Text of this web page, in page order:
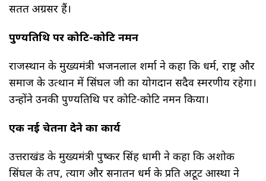
सतत अग्रसर हैं।
पुण्यतिथि पर कोटि-कोटि नमन
राजस्थान के मुख्यमंत्री भजनलाल शर्मा ने कहा कि धर्म, राष्ट्र और
समाज के उत्थान में सिंघल जी का योगदान सदैव स्मरणीय रहेगा।
उन्होंने उनकी पुण्यतिथि पर कोटि-कोटि नमन किया।
एक नई चेतना देने का कार्य
उत्तराखंड के मुख्यमंत्री पुष्कर सिंह धामी ने कहा कि अशोक
सिंघल के तप, त्याग और सनातन धर्म के प्रति अटूट आस्था ने